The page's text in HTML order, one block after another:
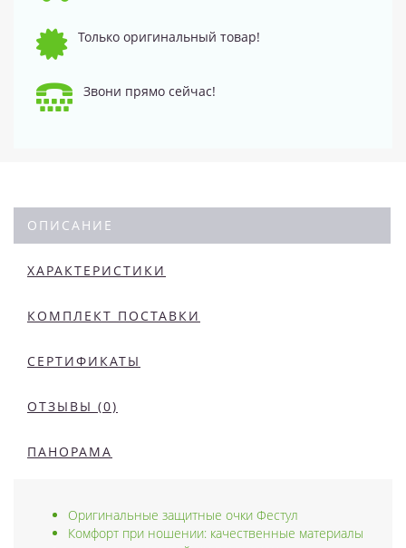
Только оригинальный товар!
Звони прямо сейчас!
ОПИСАНИЕ
ХАРАКТЕРИСТИКИ
КОМПЛЕКТ ПОСТАВКИ
СЕРТИФИКАТЫ
ОТЗЫВЫ (0)
ПАНОРАМА
Оригинальные защитные очки Фестул
Комфорт при ношении: качественные материалы